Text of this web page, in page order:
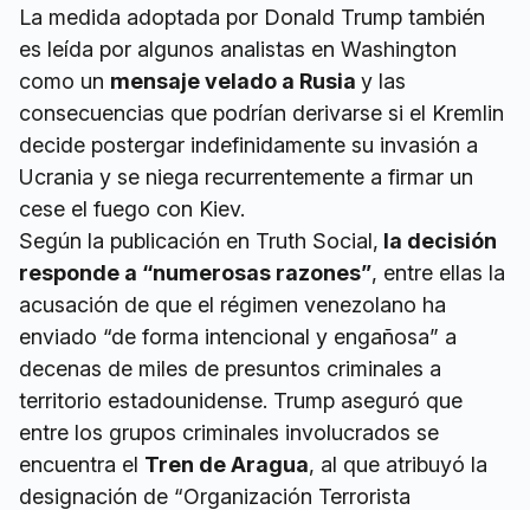
La medida adoptada por Donald Trump también
es leída por algunos analistas en Washington
como un mensaje velado a Rusia y las
consecuencias que podrían derivarse si el Kremlin
decide postergar indefinidamente su invasión a
Ucrania y se niega recurrentemente a firmar un
cese el fuego con Kiev.
Según la publicación en Truth Social, la decisión
responde a “numerosas razones”, entre ellas la
acusación de que el régimen venezolano ha
enviado “de forma intencional y engañosa” a
decenas de miles de presuntos criminales a
territorio estadounidense. Trump aseguró que
entre los grupos criminales involucrados se
encuentra el Tren de Aragua, al que atribuyó la
designación de “Organización Terrorista